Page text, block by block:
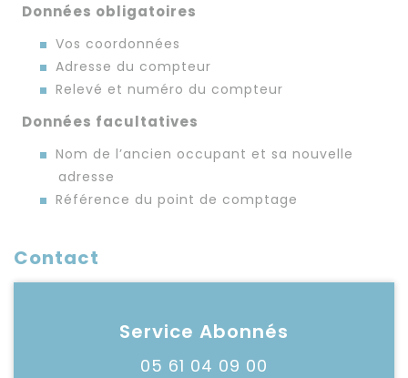
Données obligatoires
Vos coordonnées
Adresse du compteur
Relevé et numéro du compteur
Données facultatives
Nom de l’ancien occupant et sa nouvelle
adresse
Référence du point de comptage
Contact
Service Abonnés
05 61 04 09 00